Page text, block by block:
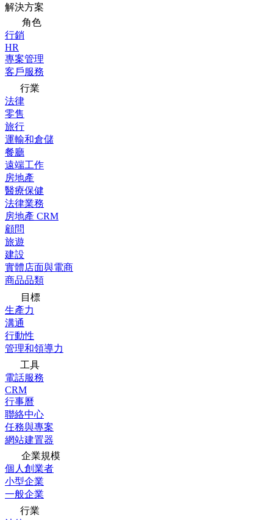
解決方案
角色
行銷
HR
專案管理
客戶服務
行業
法律
零售
旅行
運輸和倉儲
餐廳
遠端工作
房地產
醫療保健
法律業務
房地產 CRM
顧問
旅遊
建設
實體店面與電商
商品品類
目標
生產力
溝通
行動性
管理和領導力
工具
電話服務
CRM
行事曆
聯絡中心
任務與專案
網站建置器
企業規模
個人創業者
小型企業
一般企業
行業